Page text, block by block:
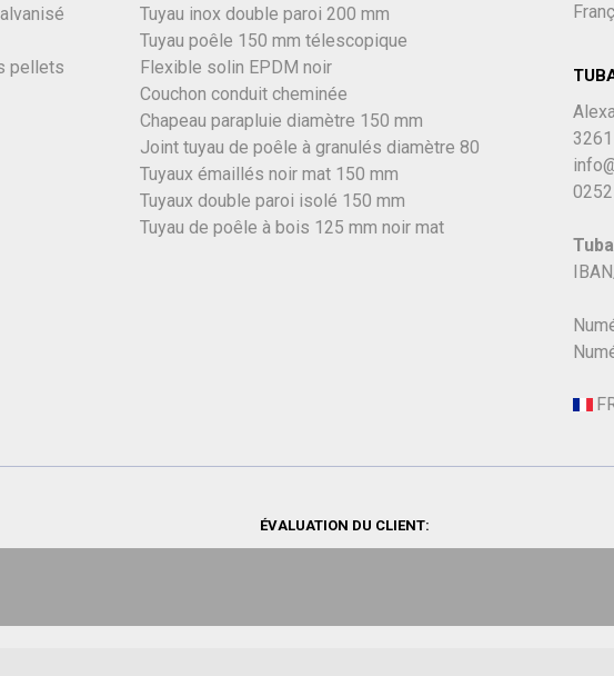
pellets
Tuyau inox double paroi 200 mm
Tuyau poêle 150 mm télescopique
Flexible solin EPDM noir
Couchon conduit cheminée
Chapeau parapluie diamètre 150 mm
Joint tuyau de poêle à granulés diamètre 80
Tuyaux émaillés noir mat 150 mm
Tuyaux double paroi isolé 150 mm
Tuyau de poêle à bois 125 mm noir mat
ÉVALUATION DU CLIENT: